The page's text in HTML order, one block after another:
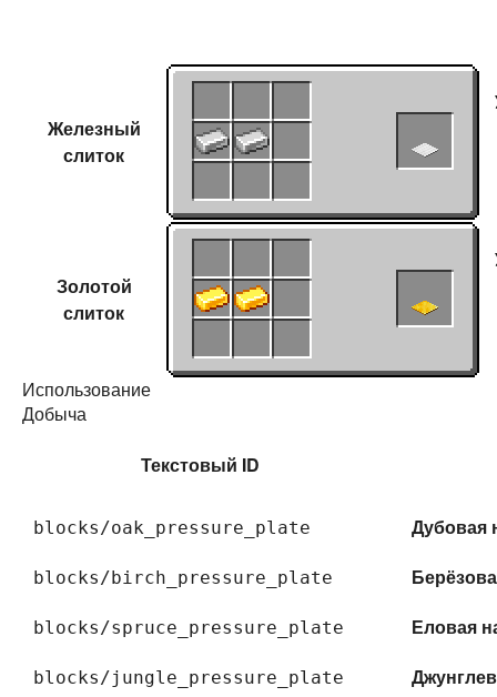
Железный
слиток
Золотой
слиток
Использование
Добыча
Текстовый ID
blocks/oak_pressure_plate Дубовая
blocks/birch_pressure_plate
blocks/spruce_pressure_plate Еловая
blocks/jungle_pressure_plate